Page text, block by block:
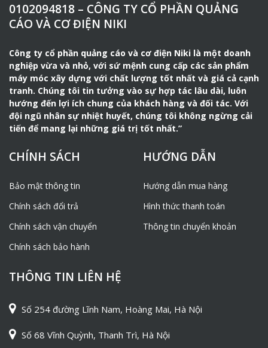
0102094818 – CÔNG TY CỔ PHẦN QUẢNG
CÁO VÀ CƠ ĐIỆN NIKI
Công ty cổ phần quảng cáo và cơ điện Niki là một doanh
nghiệp vừa và nhỏ, với sứ mệnh cung cấp các sản phẩm
máy móc xây dựng với chất lượng tốt nhất và giá cả cạnh
tranh. Chúng tôi tin tưởng vào sự hợp tác lâu dài, luôn
hướng đến lợi ích chung của khách hàng và đối tác. Với
đội ngũ nhân sự nhiệt huyết, chúng tôi không ngừng cải
tiến để mang lại những giá trị tốt nhất.”
CHÍNH SÁCH
Bảo mật thông tin
Chính sách đổi trả
Chính sách vận chuyển
Chính sách bảo hành
HƯỚNG DẪN
Hướng dẫn mua hàng
Hình thức thanh toán
Thông tin chuyển khoản
THÔNG TIN LIÊN HỆ
Số 254 đường Lĩnh Nam, Hoàng Mai, Hà Nội
Số 68 Vĩnh Quỳnh, Thanh Trì, Hà Nội